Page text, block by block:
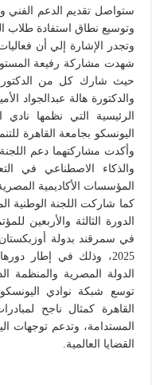
ستواصل تقديم الدعم الفني
وتوسيع نطاق استفادة طلاب
شهدت مشاركة رفيعة
حيث شارك كل من الدكتور
والدكتورة هالة عبدالجواد
الرئيسية التي نظمها نادي
اليونسكو بجامعة القاهرة
وأكدت مشاركتهما دعم اللجنة
والذكاء الاصطناعي في
المؤسسات الأكاديمية
كما شاركت اللجنة الوطنية
الدورة الثالثة والأربعين
2025، وذلك في إطار
الدولة المصرية والمنظمة
توسع شبكة نوادي
القاهرة كمثال ناجح
المستدامة، وتدعم توجهات
القضايا العالمية.